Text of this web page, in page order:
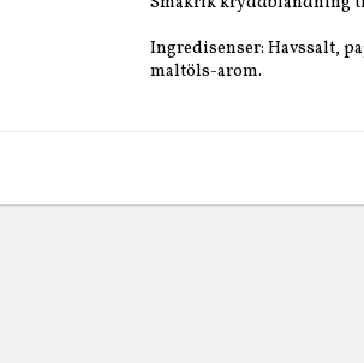
Ingredisenser: Havssalt,
maltöls-arom.